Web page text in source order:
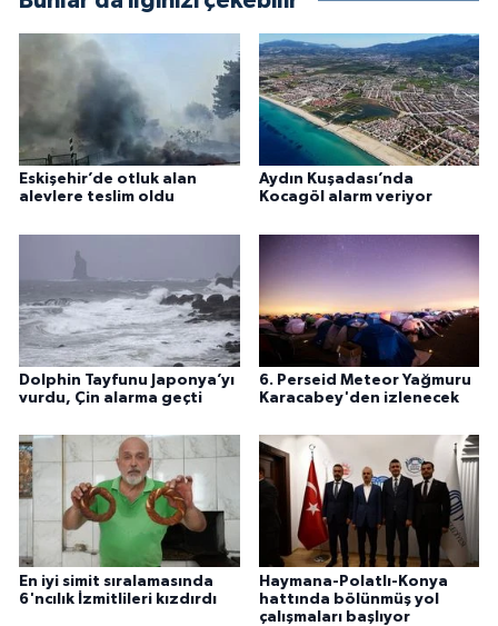
Eskişehir’de otluk alan
alevlere teslim oldu
Aydın Kuşadası’nda
Kocagöl alarm veriyor
Dolphin Tayfunu Japonya’yı
vurdu, Çin alarma geçti
6. Perseid Meteor Yağmuru
Karacabey'den izlenecek
En iyi simit sıralamasında
6'ncılık İzmitlileri kızdırdı
Haymana-Polatlı-Konya
hattında bölünmüş yol
çalışmaları başlıyor